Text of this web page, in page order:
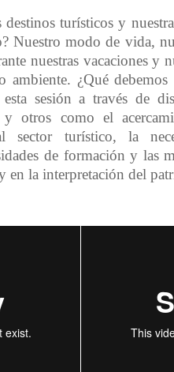
destinos turísticos y
Nuestro modo de vida,
nuestras vacaciones y
ambiente. ¿Qué
sesión a través de
y otros como el
sector turístico, la
de formación y las
en la interpretación del